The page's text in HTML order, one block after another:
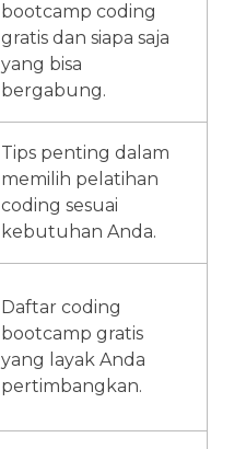
bootcamp coding
gratis dan siapa saja
yang bisa
bergabung.
Tips penting dalam
memilih pelatihan
coding sesuai
kebutuhan Anda.
Daftar coding
bootcamp gratis
yang layak Anda
pertimbangkan.